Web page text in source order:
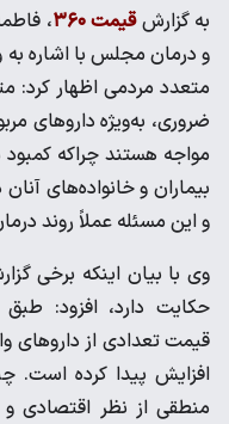
به گزارشقیمت ۳۶۰
،
و درمان مجلس با اشاره
متعدد مردمی اظهار کرد:
ضروری، به‌ویژه داروهای
مواجه هستند چراکه
بیماران و خانواده‌های
و این مسئله عملاً روند
وی با بیان اینکه برخی
حکایت دارد، افزود:
افزایش پیدا کرده است.
منطقی از نظر اقتصادی و